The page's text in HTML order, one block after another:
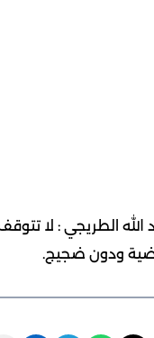
الطريجي : لا
ودون ضجيج.